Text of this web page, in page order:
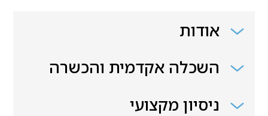
אודות
השכלה אקדמית והכשרה
ניסיון מקצועי